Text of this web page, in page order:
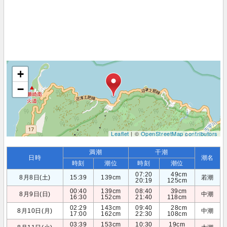
+
−
Leaflet| ©OpenStreetMap contributors
日時
満潮 干潮
潮名
時刻 潮位 時刻
潮位
8月8日(土)
15:39 139cm
07:20
20:19
49cm
125cm
若潮
8月9日(日)
00:40
16:30
139cm
152cm
08:40
21:40
39cm
118cm
中潮
8月10日(月)
02:29
17:00
143cm
162cm
09:40
22:30
28cm
108cm
中潮
03:39
153cm
10:30
19cm